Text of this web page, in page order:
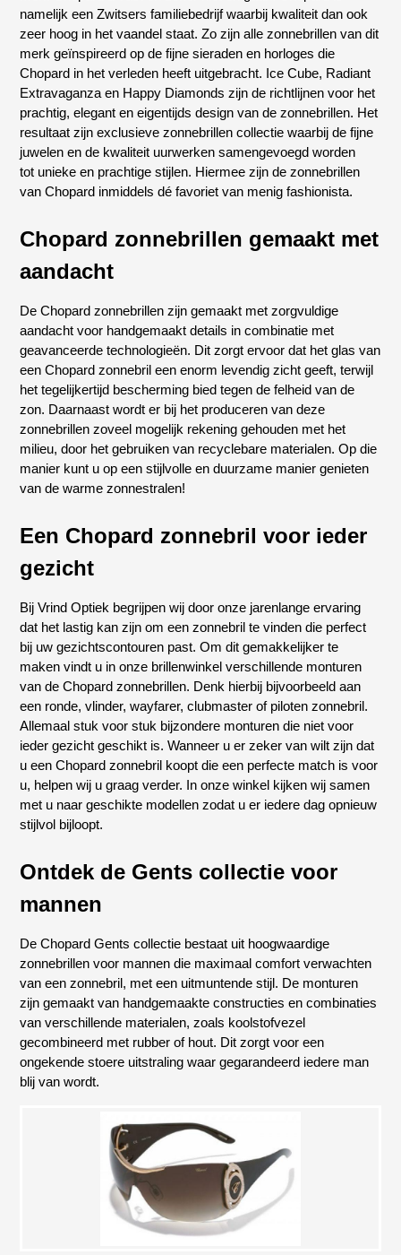
namelijk een Zwitsers familiebedrijf waarbij kwaliteit dan ook
zeer hoog in het vaandel staat. Zo zijn alle zonnebrillen van dit
merk geïnspireerd op de fijne sieraden en horloges die
Chopard in het verleden heeft uitgebracht. Ice Cube, Radiant
Extravaganza en Happy Diamonds zijn de richtlijnen voor het
prachtig, elegant en eigentijds design van de zonnebrillen. Het
resultaat zijn exclusieve zonnebrillen collectie waarbij de fijne
juwelen en de kwaliteit uurwerken samengevoegd worden
tot unieke en prachtige stijlen. Hiermee zijn de zonnebrillen
van Chopard inmiddels dé favoriet van menig fashionista.
Chopard zonnebrillen gemaakt met
aandacht
De Chopard zonnebrillen zijn gemaakt met zorgvuldige
aandacht voor handgemaakt details in combinatie met
geavanceerde technologieën. Dit zorgt ervoor dat het glas van
een Chopard zonnebril een enorm levendig zicht geeft, terwijl
het tegelijkertijd bescherming bied tegen de felheid van de
zon. Daarnaast wordt er bij het produceren van deze
zonnebrillen zoveel mogelijk rekening gehouden met het
milieu, door het gebruiken van recyclebare materialen. Op die
manier kunt u op een stijlvolle en duurzame manier genieten
van de warme zonnestralen!
Een Chopard zonnebril voor ieder
gezicht
Bij Vrind Optiek begrijpen wij door onze jarenlange ervaring
dat het lastig kan zijn om een zonnebril te vinden die perfect
bij uw gezichtscontouren past. Om dit gemakkelijker te
maken vindt u in onze brillenwinkel verschillende monturen
van de Chopard zonnebrillen. Denk hierbij bijvoorbeeld aan
een ronde, vlinder, wayfarer, clubmaster of piloten zonnebril.
Allemaal stuk voor stuk bijzondere monturen die niet voor
ieder gezicht geschikt is. Wanneer u er zeker van wilt zijn dat
u een Chopard zonnebril koopt die een perfecte match is voor
u, helpen wij u graag verder. In onze winkel kijken wij samen
met u naar geschikte modellen zodat u er iedere dag opnieuw
stijlvol bijloopt.
Ontdek de Gents collectie voor
mannen
De Chopard Gents collectie bestaat uit hoogwaardige
zonnebrillen voor mannen die maximaal comfort verwachten
van een zonnebril, met een uitmuntende stijl. De monturen
zijn gemaakt van handgemaakte constructies en combinaties
van verschillende materialen, zoals koolstofvezel
gecombineerd met rubber of hout. Dit zorgt voor een
ongekende stoere uitstraling waar gegarandeerd iedere man
blij van wordt.